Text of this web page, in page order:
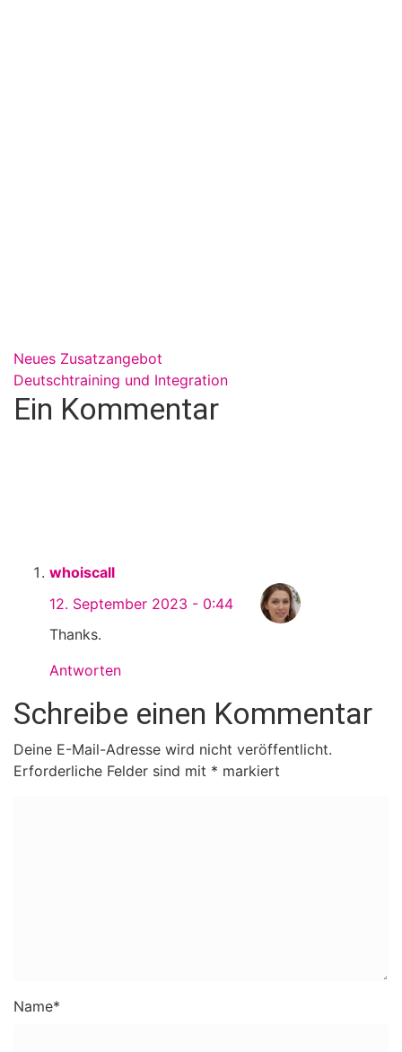
Neues Zusatzangebot
Deutschtraining und Integration
Ein Kommentar
whoiscall
12. September 2023 - 0:44
Thanks.
Antworten
Schreibe einen Kommentar
Deine E-Mail-Adresse wird nicht veröffentlicht.
Erforderliche Felder sind mit * markiert
Name*